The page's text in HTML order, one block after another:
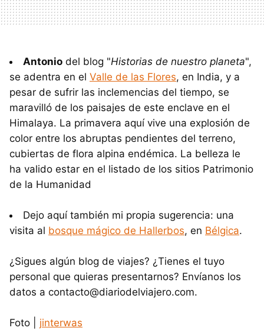
Antonio del blog "Historias de nuestro planeta",
se adentra en el Valle de las Flores, en India, y a
pesar de sufrir las inclemencias del tiempo, se
maravilló de los paisajes de este enclave en el
Himalaya. La primavera aquí vive una explosión de
color entre los abruptas pendientes del terreno,
cubiertas de flora alpina endémica. La belleza le
ha valido estar en el listado de los sitios Patrimonio
de la Humanidad
Dejo aquí también mi propia sugerencia: una
visita al bosque mágico de Hallerbos, en Bélgica.
¿Sigues algún blog de viajes? ¿Tienes el tuyo
personal que quieras presentarnos? Envíanos los
datos a contacto@diariodelviajero.com.
Foto | jinterwas